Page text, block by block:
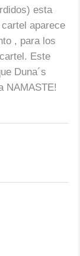
esta
aparece
, para los
Este
Duna´s
NAMASTE!